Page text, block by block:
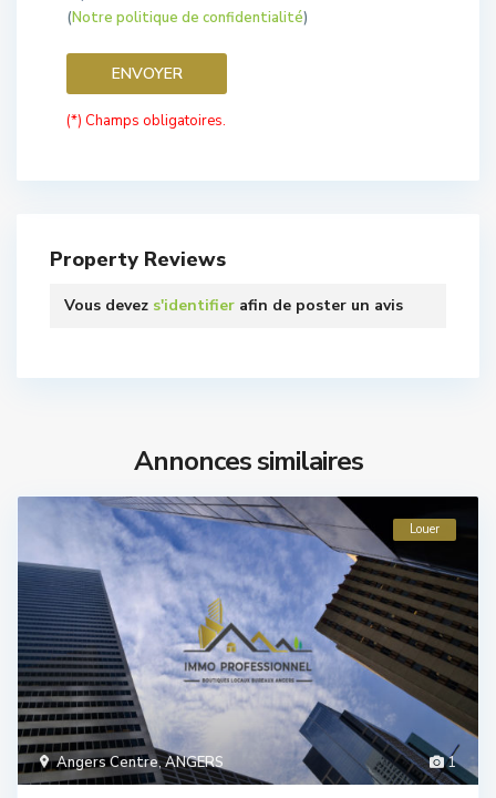
(Notre politique de confidentialité)
(*) Champs obligatoires.
Property Reviews
Vous devez s'identifier afin de poster un avis
Annonces similaires
1
Angers Centre,ANGERS
Louer